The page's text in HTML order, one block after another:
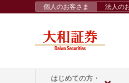
個人のお客さま 法人の
はじめての方・